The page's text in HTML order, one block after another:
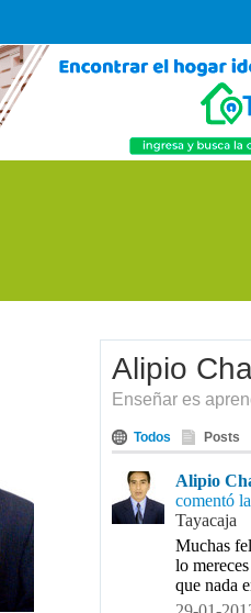
Alipio
Enseñar es
Todos Posts
Alipio
comentó
Tayacaja
Muchas
lo
que nada